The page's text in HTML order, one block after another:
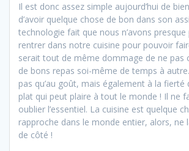
Il est donc assez simple aujourd’hui de
d’avoir quelque chose de bon dans son
technologie fait que nous n’avons presque
rentrer dans notre cuisine pour pouvoir
serait tout de même dommage de ne pas
de bons repas soi-même de temps à
pas qu’au goût, mais également à la fierté
plat qui peut plaire à tout le monde ! Il ne
oublier l’essentiel. La cuisine est quelque
rapproche dans le monde entier, alors, ne
de côté !